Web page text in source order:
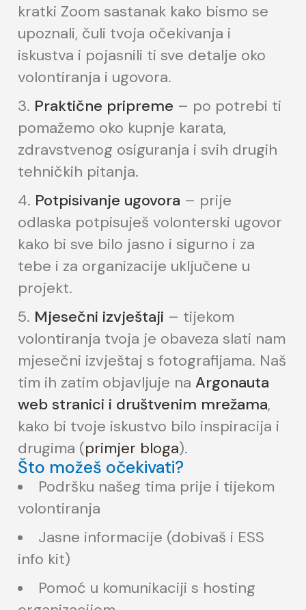
kratki Zoom sastanak kako bismo se
upoznali, čuli tvoja očekivanja i
iskustva i pojasnili ti sve detalje oko
volontiranja i ugovora.
Praktične pripreme – po potrebi ti
pomažemo oko kupnje karata,
zdravstvenog osiguranja i svih drugih
tehničkih pitanja.
Potpisivanje ugovora – prije
odlaska potpisuješ volonterski ugovor
kako bi sve bilo jasno i sigurno i za
tebe i za organizacije uključene u
projekt.
Mjesečni izvještaji – tijekom
volontiranja tvoja je obaveza slati nam
mjesečni izvještaj s fotografijama. Naš
tim ih zatim objavljuje naArgonauta
web stranici i društvenim mrežama,
kako bi tvoje iskustvo bilo inspiracija i
drugima (primjer bloga).
Što možeš očekivati?
Podršku našeg tima prije i tijekom
volontiranja
Jasne informacije (dobivaš i ESS
info kit)
Pomoć u komunikaciji s hosting